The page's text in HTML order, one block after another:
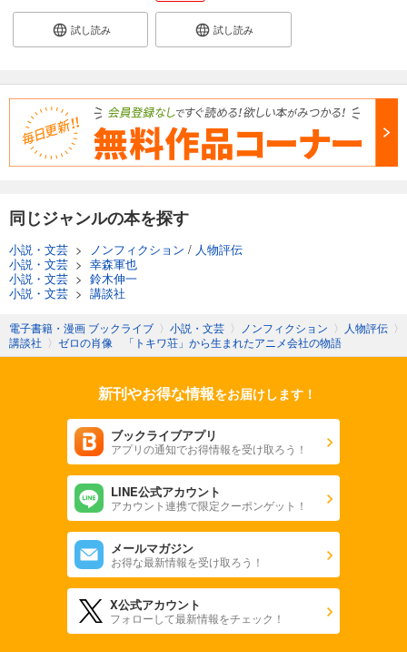
試し読み 試し読み
同じジャンルの本を探す
小説・文芸 > ノンフィクション / 人物評伝
小説・文芸 > 幸森軍也
小説・文芸 > 鈴木伸一
小説・文芸 > 講談社
電子書籍・漫画 ブックライブ 〉 小説・文芸 〉 ノンフィクション 〉 人物評伝 〉
講談社 〉 ゼロの肖像 「トキワ荘」から生まれたアニメ会社の物語
新刊やお得な情報をお届けします！
ブックライブアプリ
アプリの通知でお得情報を受け取ろう！
LINE公式アカウント
アカウント連携で限定クーポンゲット！
メールマガジン
お得な最新情報を受け取ろう！
X公式アカウント
フォローして最新情報をチェック！